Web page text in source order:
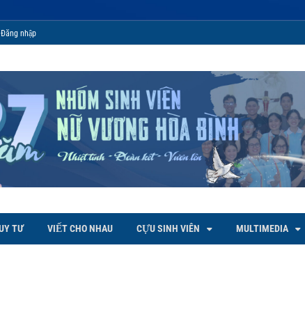
Đăng nhập
TƯ VIẾT CHO NHAU CỰU SINH VIÊN MULTIMEDIA